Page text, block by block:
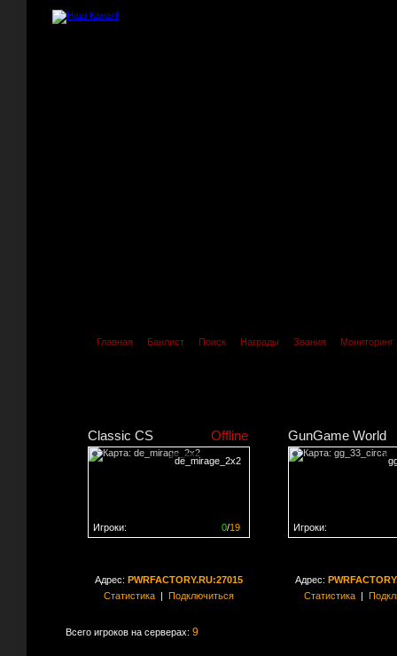
Главная Банлист Поиск Награды Звания Мониторинг
Classic CS Offline
de_mirage_2x2
0/19
Игроки:
GunGame World
Игроки:
Адрес: PWRFACTORY.RU:27015
Статистика| Подключиться
Адрес:
Статистика|
Всего игроков на серверах: 9